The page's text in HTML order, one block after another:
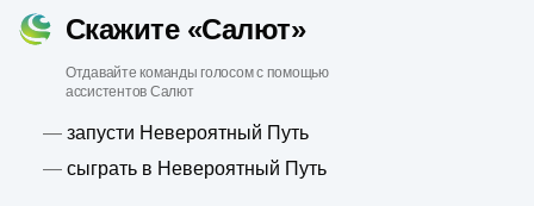
Скажите «Салют»
Отдавайте команды голосом с помощью
ассистентов Салют
— запусти Невероятный Путь
— сыграть в Невероятный Путь